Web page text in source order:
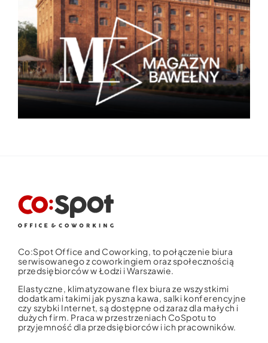
Co:Spot Office and Coworking, to połączenie biura
serwisowanego z coworkingiem oraz społecznością
przedsiębiorców w Łodzi i Warszawie.
Elastyczne, klimatyzowane flex biura ze wszystkimi
dodatkami takimi jak pyszna kawa, salki konferencyjne
czy szybki Internet, są dostępne od zaraz dla małych i
dużych firm. Praca w przestrzeniach CoSpotu to
przyjemność dla przedsiębiorców i ich pracowników.